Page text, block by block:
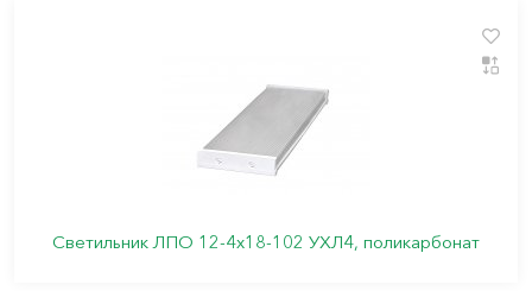
Светильник ЛПО 12-4х18-102 УХЛ4, поликарбонат